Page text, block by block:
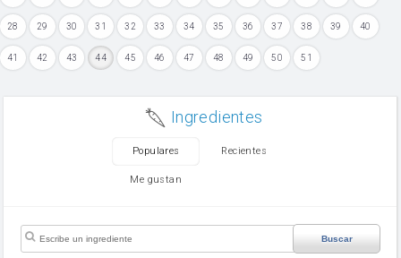
28 29 30 31 32 33 34 35 36 37 38 39 40
41 42 43 44 45 46 47 48 49 50 51
Ingredientes
Populares Recientes
Me gustan
Buscar